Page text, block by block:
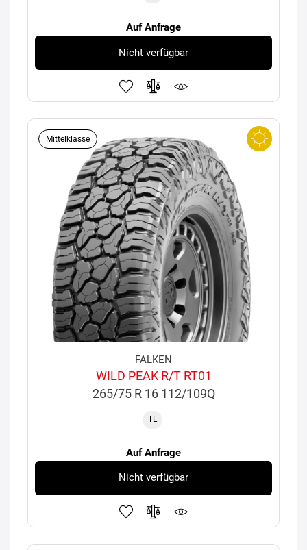
Auf Anfrage
Nicht verfügbar
Mittelklasse
FALKEN
WILD PEAK R/T RT01
265/75 R 16 112/109Q
TL
Auf Anfrage
Nicht verfügbar